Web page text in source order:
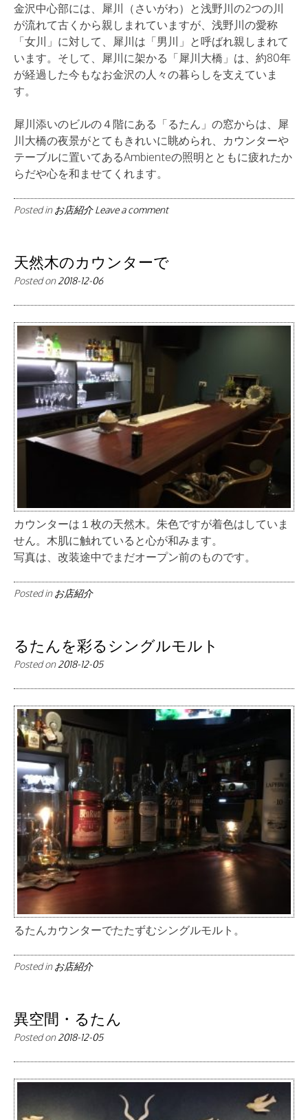
金沢中心部には、犀川（さいがわ）と浅野川の2つの川
が流れて古くから親しまれていますが、浅野川の愛称
「女川」に対して、犀川は「男川」と呼ばれ親しまれて
います。そして、犀川に架かる「犀川大橋」は、約80年
が経過した今もなお金沢の人々の暮らしを支えていま
す。
犀川添いのビルの４階にある「るたん」の窓からは、犀
川大橋の夜景がとてもきれいに眺められ、カウンターや
テーブルに置いてあるAmbienteの照明とともに疲れたか
らだや心を和ませてくれます。
Posted in お店紹介 Leave a comment
天然木のカウンターで
Posted on2018-12-06
カウンターは１枚の天然木。朱色ですが着色はしていま
せん。木肌に触れていると心が和みます。
写真は、改装途中でまだオープン前のものです。
Posted in お店紹介
るたんを彩るシングルモルト
Posted on2018-12-05
るたんカウンターでたたずむシングルモルト。
Posted inお店紹介
異空間・るたん
Posted on2018-12-05